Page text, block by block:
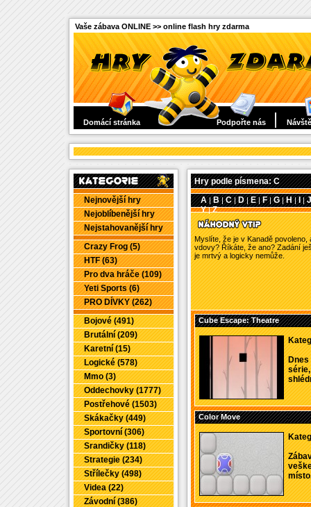
Vaše zábava ONLINE >> online flash hry zdarma
Domácí stránka Podpořte nás
Nejnovější hry
Nejoblíbenější hry
Nejstahovanější hry
Crazy Frog (5)
HTF (63)
Pro dva hráče (109)
Yeti Sports (6)
PRO DÍVKY (262)
Bojové (491)
Brutální (209)
Karetní (15)
Logické (578)
Mmo (3)
Oddechovky (1777)
Postřehové (1503)
Skákačky (449)
Sportovní (306)
Srandičky (118)
Strategie (234)
Střílečky (498)
Videa (22)
Závodní (386)
Hry podle písmena: C
A |B |C |D |E |F |G |H |I |J
Y |Z
Myslíte, že je v Kanadě
vdovy? Říkáte, že ano? Zadání
je mrtvý a logicky nemůže.
Cube Escape: Theatre
Dnes
Color Move